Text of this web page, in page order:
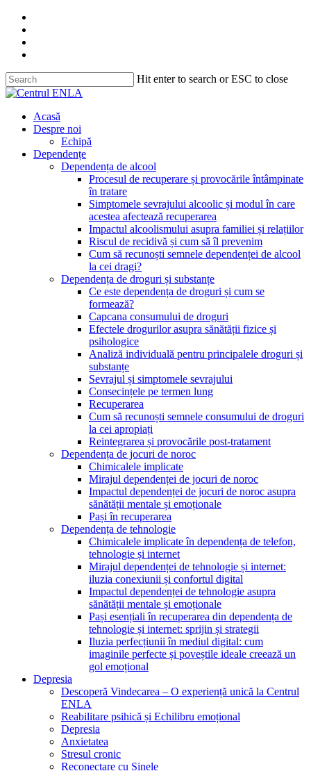
Skip
main
content
Hit enter to search or ESC to close
Close
search
Menu
Acasă
Despre noi
Echipă
Dependențe
Dependența de alcool
Procesul de recuperare și provocările întâmpinate
în tratare
Simptomele sevrajului alcoolic și modul în care
acestea afectează recuperarea
Impactul alcoolismului asupra familiei și relațiilor
Riscul de recidivă și cum să îl prevenim
Cum să recunoști semnele dependenței de alcool
la cei dragi?
Dependența de droguri și substanțe
Ce este dependența de droguri și cum se
formează?
Capcana consumului de droguri
Efectele drogurilor asupra sănătății fizice și
psihologice
Analiză individuală pentru principalele droguri și
substanțe
Sevrajul și simptomele sevrajului
Consecințele pe termen lung
Recuperarea
Cum să recunoști semnele consumului de droguri
la cei apropiați
Reintegrarea și provocările post-tratament
Dependența de jocuri de noroc
Chimicalele implicate
Mirajul dependenței de jocuri de noroc
Impactul dependenței de jocuri de noroc asupra
sănătății mentale și emoționale
Pași în recuperarea
Dependența de tehnologie
Chimicalele implicate în dependența de telefon,
tehnologie și internet
Mirajul dependenței de tehnologie și internet:
iluzia conexiunii și confortul digital
Impactul dependenței de tehnologie asupra
sănătății mentale și emoționale
Pași esențiali în recuperarea din dependența de
tehnologie și internet: sprijin și strategii
Iluzia perfecțiunii în mediul digital: cum
imaginile perfecte și poveștile ideale creează un
gol emoțional
Depresia
Descoperă Vindecarea – O experiență unică la Centrul
ENLA
Reabilitare psihică și Echilibru emoțional
Depresia
Anxietatea
Stresul cronic
Reconectare cu Sinele